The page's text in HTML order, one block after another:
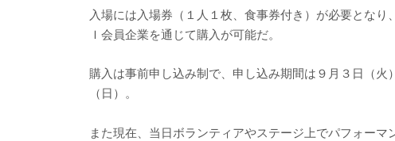
入場には入場券（１人１枚、食事券付き）が必要となり
Ｉ会員企業を通じて購入が可能だ。
購入は事前申し込み制で、申し込み期間は９月３日（
（日）。
また現在、当日ボランティアやステージ上でパフォー